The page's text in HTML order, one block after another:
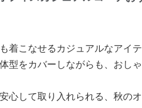
着こなせるカジュアルなアイ
型をカバーしながらも、おし
心して取り入れられる、秋の